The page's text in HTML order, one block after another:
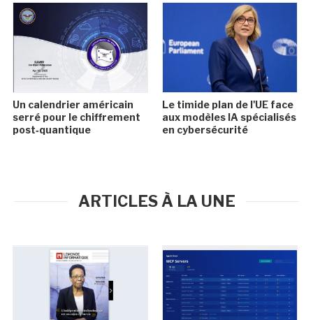
Un calendrier américain
serré pour le chiffrement
post‑quantique
Le timide plan de l'UE face
aux modèles IA spécialisés
en cybersécurité
ARTICLES À LA UNE